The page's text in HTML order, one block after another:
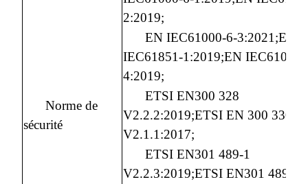
Norme de
sécurité
2:2019;
EN IEC61000-6-3:2021;EN
IEC61851-1:2019;EN IEC61000-
4:2019;
ETSI EN300 328
V2.2.2:2019;ETSI EN 300 330
V2.1.1:2017;
ETSI EN301 489-1
V2.2.3:2019;ETSI EN301 489-3